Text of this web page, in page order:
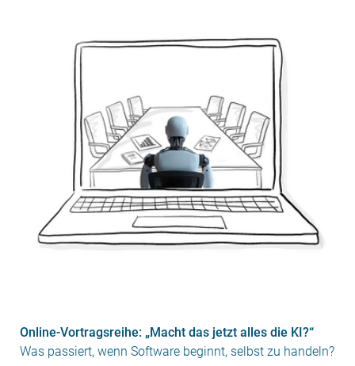
Online-Vortragsreihe: „Macht das jetzt alles die KI?“
Was passiert, wenn Software beginnt, selbst zu handeln?